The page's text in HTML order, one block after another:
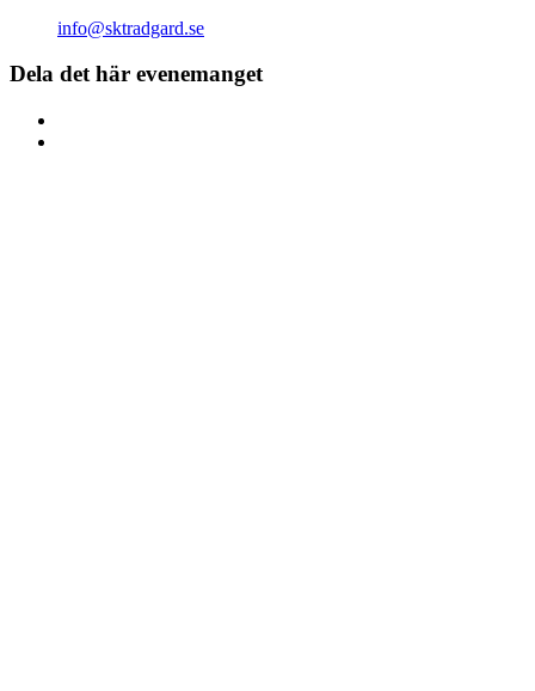
info@sktradgard.se
Dela det här evenemanget